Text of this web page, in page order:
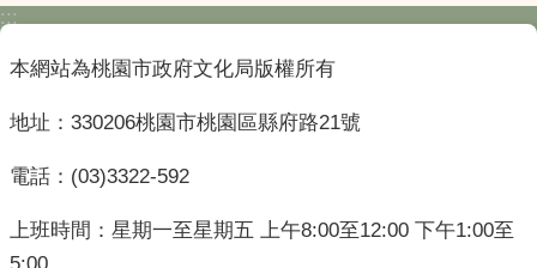
:::
本網站為桃園市政府文化局版權所有
地址：330206桃園市桃園區縣府路21號
電話：(03)3322-592
上班時間：星期一至星期五 上午8:00至12:00 下午1:00至